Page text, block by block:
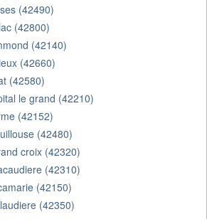
(42490)
(42800)
(42140)
(42660)
(42580)
le grand (42210)
(42152)
(42480)
croix (42320)
(42310)
(42150)
(42350)